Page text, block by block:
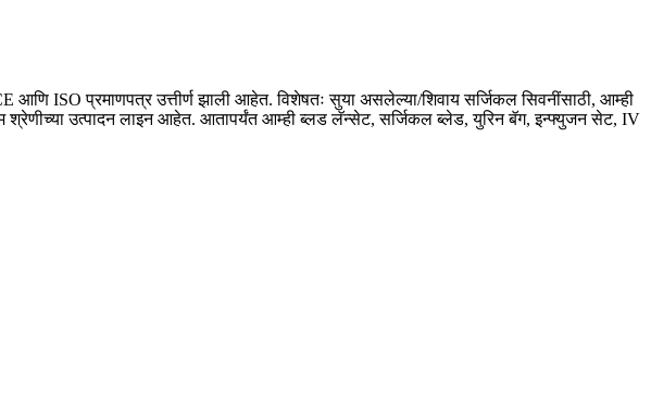
आणि ISO प्रमाणपत्र उत्तीर्ण झाली आहेत. विशेषतः सुया असलेल्या/शिवाय सर्जिकल सिवनींसाठी, आम्ही
उत्पादन लाइन आहेत. आतापर्यंत आम्ही ब्लड लॅन्सेट, सर्जिकल ब्लेड, युरिन बॅग, इन्फ्युजन सेट, IV